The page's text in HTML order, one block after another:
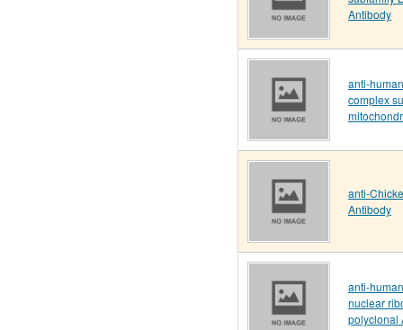
Antibody
anti-
complex
anti-
Antibody
anti-
nuclear
polyclonal